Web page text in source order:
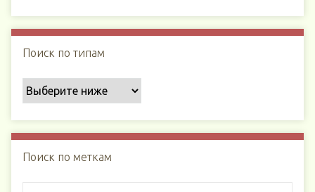
Поиск по типам
Поиск по меткам